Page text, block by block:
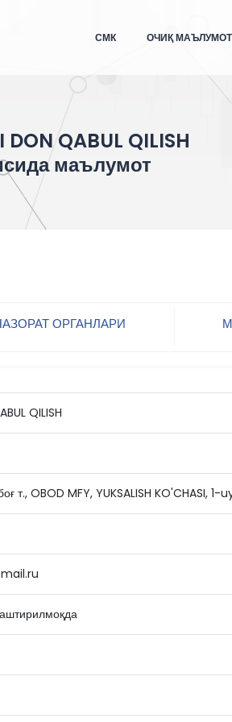
СМК ОЧИҚ
DON QABUL QILISH
маълумот
ОРГАНЛАРИ
QILISH
т., OBOD MFY, YUKSALISH KO'CHASI, 1-